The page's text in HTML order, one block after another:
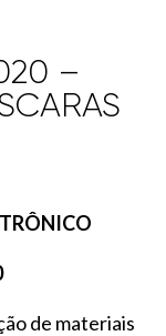
–
de materiais